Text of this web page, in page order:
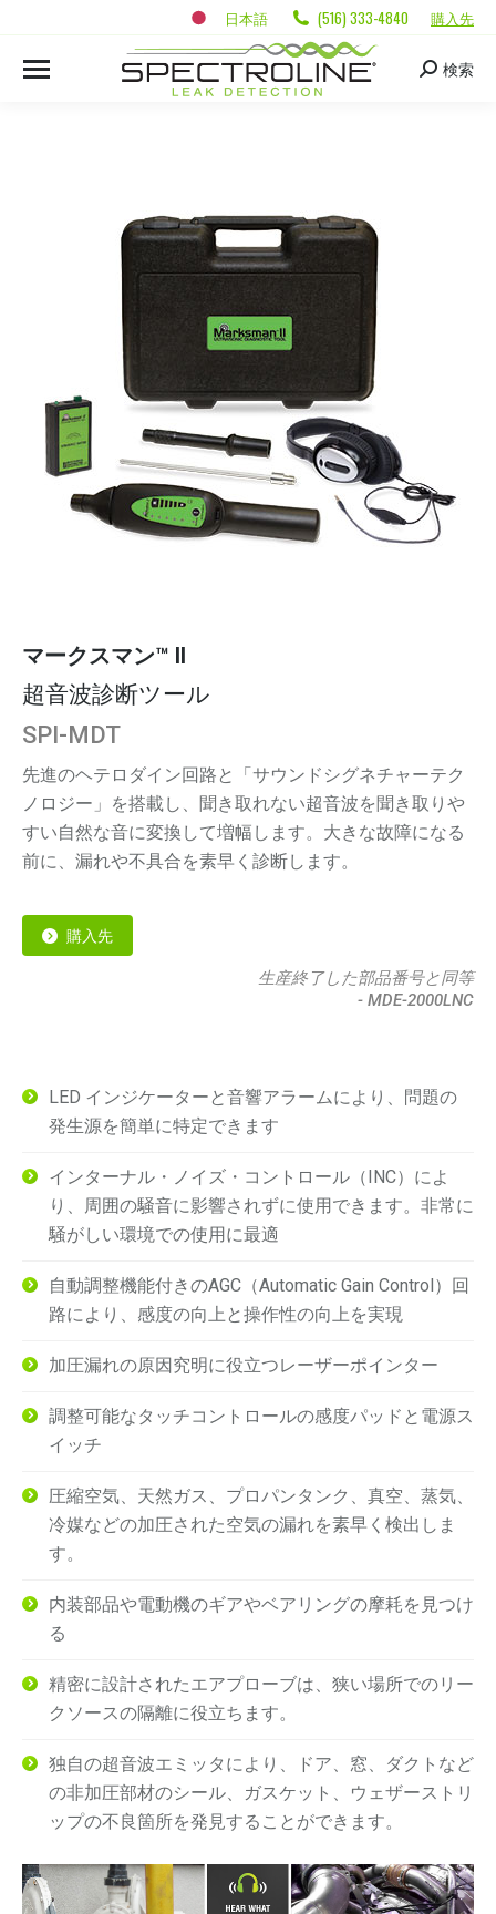
日本語 (516) 333-4840 購入先
検索
マークスマン™ II
超音波診断ツール
SPI-MDT
先進のヘテロダイン回路と「サウンドシグネチャーテク
ノロジー」を搭載し、聞き取れない超音波を聞き取りや
すい自然な音に変換して増幅します。大きな故障になる
前に、漏れや不具合を素早く診断します。
購入先
生産終了した部品番号と同等
- MDE-2000LNC
LED インジケーターと音響アラームにより、問題の
発生源を簡単に特定できます
インターナル・ノイズ・コントロール（INC）によ
り、周囲の騒音に影響されずに使用できます。非常に
騒がしい環境での使用に最適
自動調整機能付きのAGC（Automatic Gain Control）回
路により、感度の向上と操作性の向上を実現
加圧漏れの原因究明に役立つレーザーポインター
調整可能なタッチコントロールの感度パッドと電源ス
イッチ
圧縮空気、天然ガス、プロパンタンク、真空、蒸気、
冷媒などの加圧された空気の漏れを素早く検出しま
す。
内装部品や電動機のギアやベアリングの摩耗を見つけ
る
精密に設計されたエアプローブは、狭い場所でのリー
クソースの隔離に役立ちます。
独自の超音波エミッタにより、ドア、窓、ダクトなど
の非加圧部材のシール、ガスケット、ウェザーストリ
ップの不良箇所を発見することができます。